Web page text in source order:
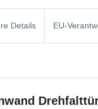
Details EU-